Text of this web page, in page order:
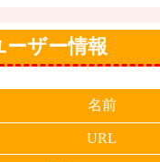
ーザー情報
名前
URL